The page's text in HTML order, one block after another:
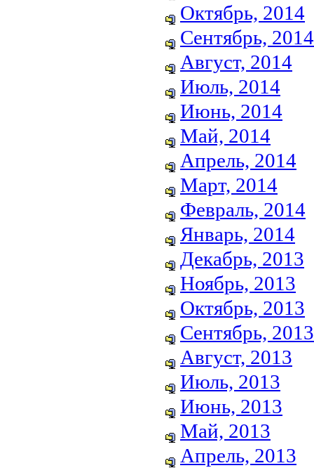
Октябрь, 2014
Сентябрь, 2014
Август, 2014
Июль, 2014
Июнь, 2014
Май, 2014
Апрель, 2014
Март, 2014
Февраль, 2014
Январь, 2014
Декабрь, 2013
Ноябрь, 2013
Октябрь, 2013
Сентябрь, 2013
Август, 2013
Июль, 2013
Июнь, 2013
Май, 2013
Апрель, 2013